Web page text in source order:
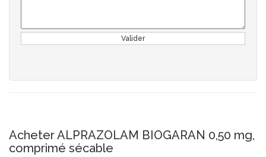
Valider
Acheter ALPRAZOLAM BIOGARAN 0,50 mg,
comprimé sécable